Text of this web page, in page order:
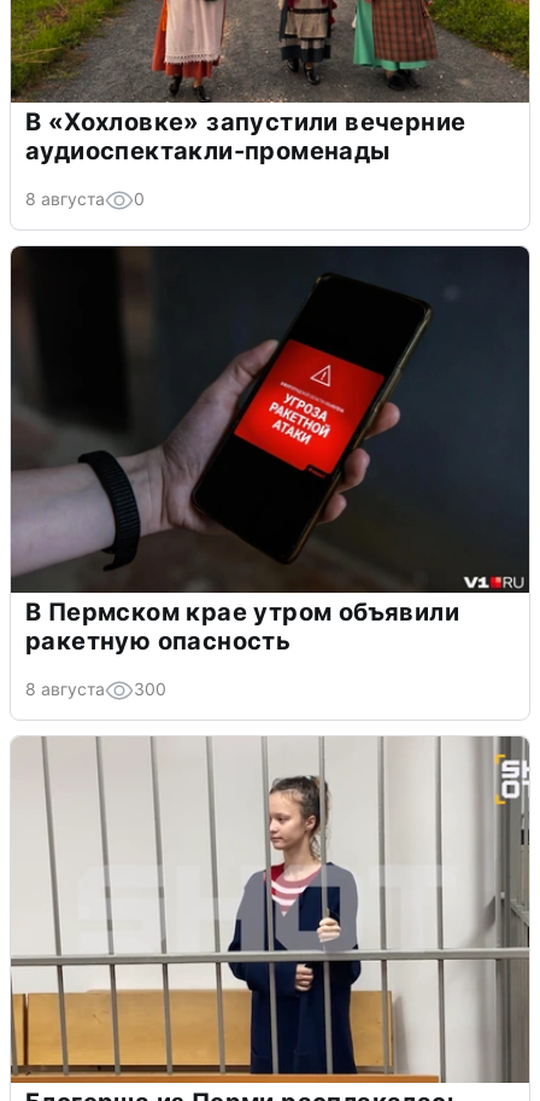
В «Хохловке» запустили вечерние
аудиоспектакли-променады
8 августа 0
В Пермском крае утром объявили
ракетную опасность
8 августа 300